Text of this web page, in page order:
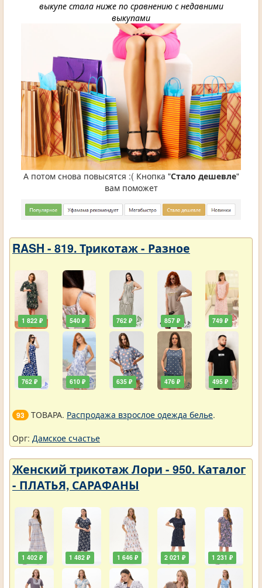
выкупе стала ниже по сравнению с недавними
выкупами
А потом снова повысятся :( Кнопка "Стало дешевле"
вам поможет
RASH - 819. Трикотаж - Разное
1 822 ₽
762 ₽
540 ₽
610 ₽
762 ₽
635 ₽
857 ₽
476 ₽
749 ₽
495 ₽
93 ТОВАРА. Распродажа взрослое одежда белье.
Орг: Дамское счастье
Женский трикотаж Лори - 950. Каталог
- ПЛАТЬЯ, САРАФАНЫ
1 402 ₽ 1 482 ₽ 1 646 ₽ 2 021 ₽ 1 231 ₽